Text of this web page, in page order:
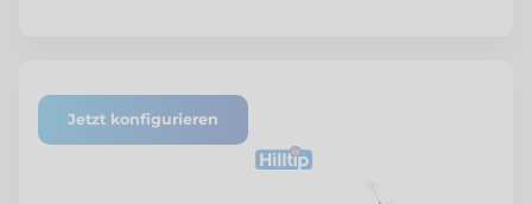
ETF-SZSTR-MABG-03
HilltipMotor-Antrieb
Jetzt konfigurieren